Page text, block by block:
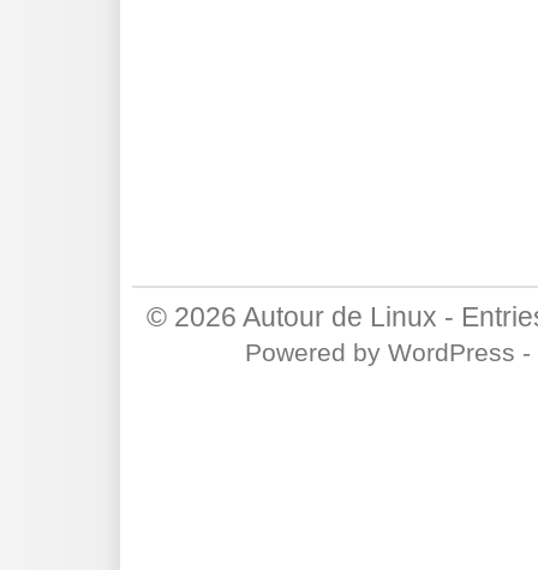
© 2026 Autour de Linux -
Powered by WordPress -